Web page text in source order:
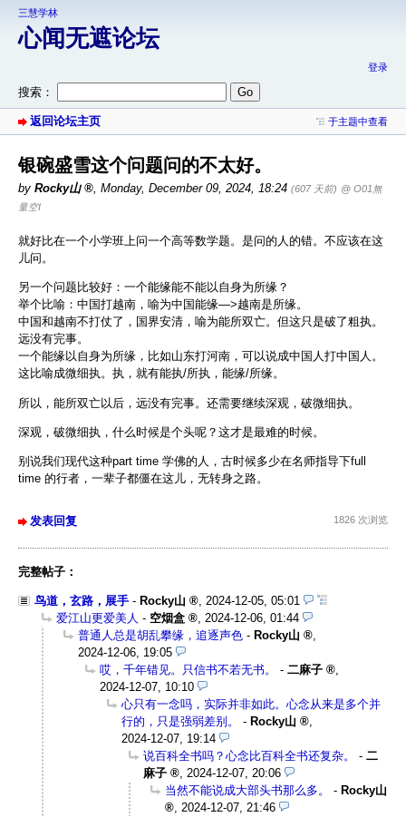
三慧学林
心闻无遮论坛
登录
搜索：
返回论坛主页 于主题中查看
银碗盛雪这个问题问的不太好。
by Rocky山 , Monday, December 09, 2024, 18:24 (607 天前) @ O01無
量空I
就好比在一个小学班上问一个高等数学题。是问的人的错。不应该在这
儿问。
另一个问题比较好：一个能缘能不能以自身为所缘？
举个比喻：中国打越南，喻为中国能缘—>越南是所缘。
中国和越南不打仗了，国界安清，喻为能所双亡。但这只是破了粗执。
远没有完事。
一个能缘以自身为所缘，比如山东打河南，可以说成中国人打中国人。
这比喻成微细执。执，就有能执/所执，能缘/所缘。
所以，能所双亡以后，远没有完事。还需要继续深观，破微细执。
深观，破微细执，什么时候是个头呢？这才是最难的时候。
别说我们现代这种part time 学佛的人，古时候多少在名师指导下full
time 的行者，一辈子都僵在这儿，无转身之路。
发表回复 1826 次浏览
完整帖子：
鸟道，玄路，展手 - Rocky山 , 2024-12-05, 05:01
爱江山更爱美人 - 空烟盒 , 2024-12-06, 01:44
普通人总是胡乱攀缘，追逐声色 - Rocky山
,
2024-12-06, 19:05
哎，千年错见。只信书不若无书。
- 二麻子
,
2024-12-07, 10:10
心只有一念吗，实际并非如此。心念从来是多个并
行的，只是强弱差别。
- Rocky山
,
2024-12-07, 19:14
说百科全书吗？心念比百科全书还复杂。
- 二
麻子
, 2024-12-07, 20:06
当然不能说成大部头书那么多。
- Rocky山
, 2024-12-07, 21:46